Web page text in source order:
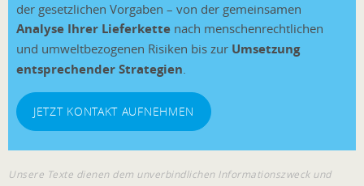
der gesetzlichen Vorgaben – von der gemeinsamen
Analyse Ihrer Lieferkette nach menschenrechtlichen
und umweltbezogenen Risiken bis zur Umsetzung
entsprechender Strategien.
JETZT KONTAKT AUFNEHMEN
Unsere Texte dienen dem unverbindlichen Informationszweck und